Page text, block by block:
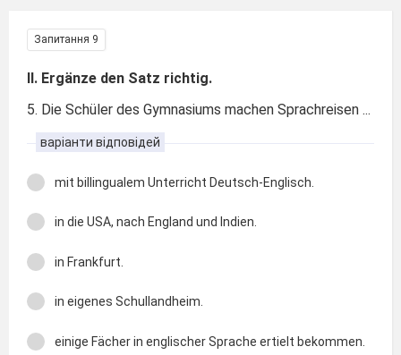
Запитання 9
II. Ergänze den Satz richtig.
5. Die Schüler des Gymnasiums machen Sprachreisen ...
варіанти відповідей
mit billingualem Unterricht Deutsch-Englisch.
in die USA, nach England und Indien.
in Frankfurt.
in eigenes Schullandheim.
einige Fächer in englischer Sprache ertielt bekommen.